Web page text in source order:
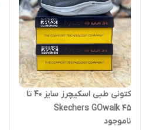
کتونی طبی اسکیچرز سایز ۴۰ تا
۴۵ Skechers GOwalk
ناموجود